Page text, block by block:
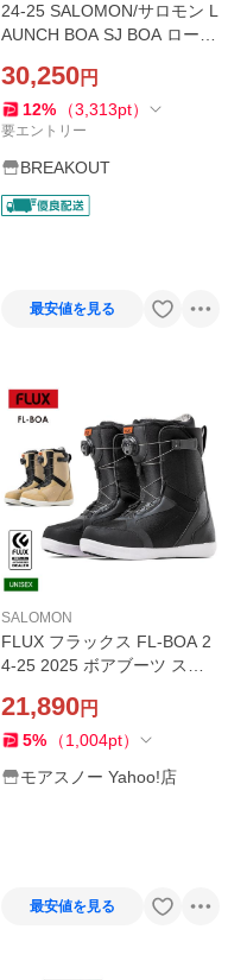
24-25 SALOMON/サロモン L
AUNCH BOA SJ BOA ローン
ダブルボア スノーボード 20
25 型落ち
30,250円
12% （3,313pt）
要エントリー
BREAKOUT
最安値を見る
SALOMON
FLUX フラックス FL-BOA 2
4-25 2025 ボアブーツ スノ
21,890円
5% （1,004pt）
モアスノー Yahoo!店
最安値を見る